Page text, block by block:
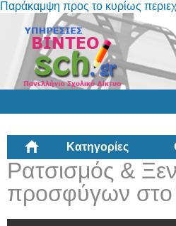
Παράκαμψη προς το κυρίως
Κατηγορίες
Ρατσισμός &
προσφύγων στο